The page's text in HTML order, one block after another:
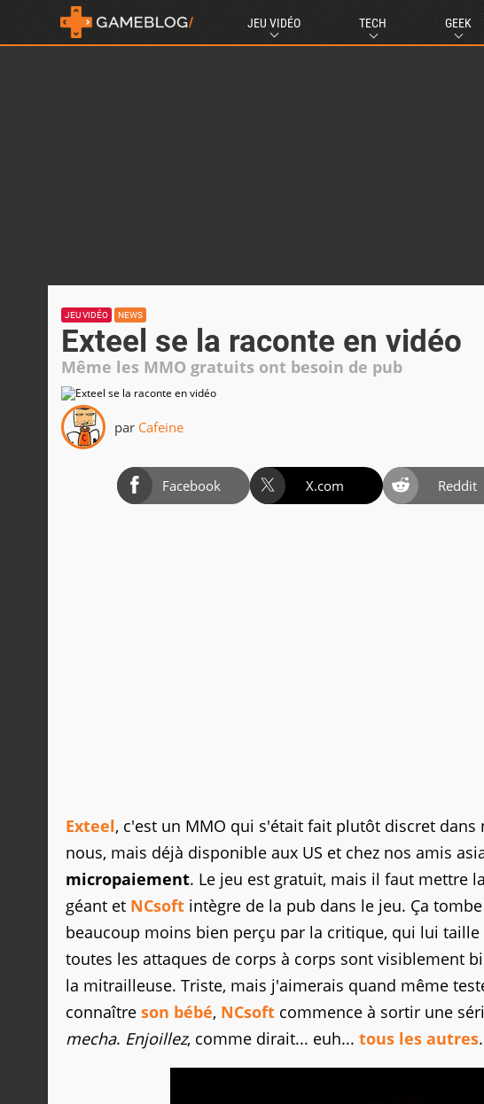
JEU VIDÉO TECH GEEK
JEU VIDÉO NEWS
Exteel se la raconte en vidéo
Même les MMO gratuits ont besoin de pub
par Cafeine
Facebook X.com Reddit
Exteel, c'est un MMO qui s'était fait plutôt discret
nous, mais déjà disponible aux US et chez nos amis
micropaiement. Le jeu est gratuit, mais il faut mettre
géant et NCsoft intègre de la pub dans le jeu. Ça
beaucoup moins bien perçu par la critique, qui lui
toutes les attaques de corps à corps sont visiblement
la mitrailleuse. Triste, mais j'aimerais quand même
connaître son bébé, NCsoft commence à sortir une
mecha. Enjoillez, comme dirait... euh... tous les autres.